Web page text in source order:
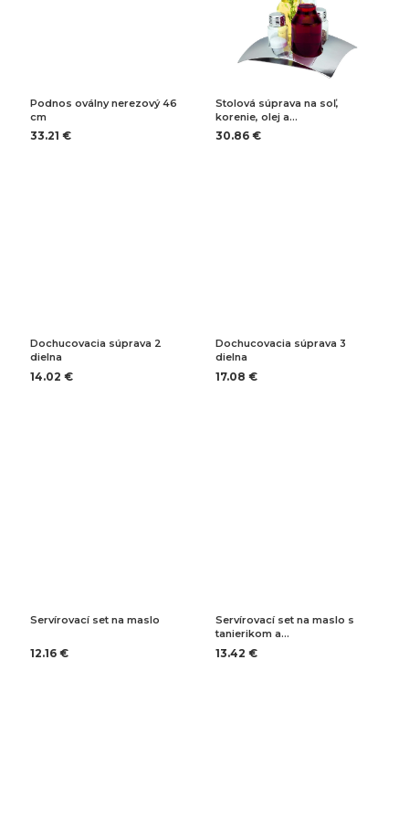
Podnos oválny nerezový 46
cm
33.21 €
Stolová súprava na soľ,
korenie, olej a…
30.86 €
Dochucovacia súprava 2
dielna
14.02 €
Dochucovacia súprava 3
dielna
17.08 €
Servírovací set na maslo
12.16 €
Servírovací set na maslo s
tanierikom a…
13.42 €